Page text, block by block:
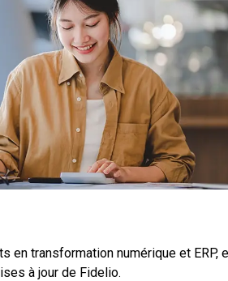
en transformation numérique et ERP,
à jour de Fidelio.